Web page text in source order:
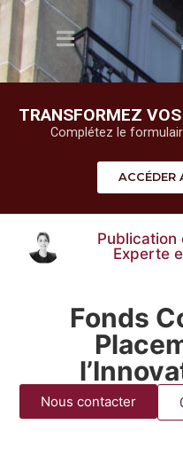
TRANSFORMEZ
Complétez le
ACCÉDER
Publication
Experte
Fonds
Nous contacter